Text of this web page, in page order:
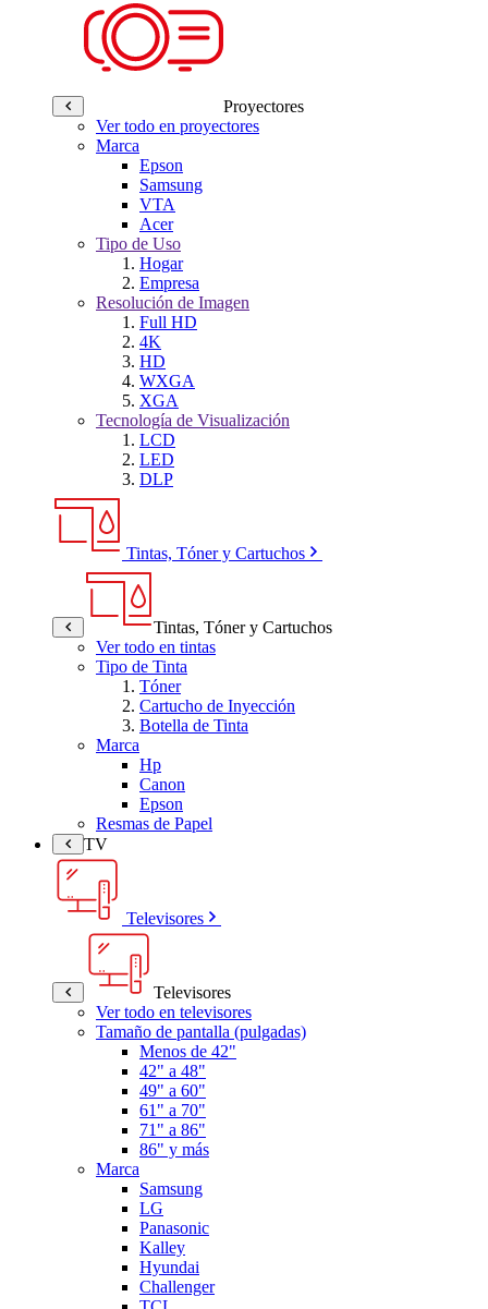
Proyectores
Ver todo en proyectores
Marca
Epson
Samsung
VTA
Acer
Tipo de Uso
Hogar
Empresa
Resolución de Imagen
Full HD
4K
HD
WXGA
XGA
Tecnología de Visualización
LCD
LED
DLP
Tintas, Tóner y Cartuchos
Tintas, Tóner y Cartuchos
Ver todo en tintas
Tipo de Tinta
Tóner
Cartucho de Inyección
Botella de Tinta
Marca
Hp
Canon
Epson
Resmas de Papel
TV
Televisores
Televisores
Ver todo en televisores
Tamaño de pantalla (pulgadas)
Menos de 42"
42" a 48"
49" a 60"
61" a 70"
71" a 86"
86" y más
Marca
Samsung
LG
Panasonic
Kalley
Hyundai
Challenger